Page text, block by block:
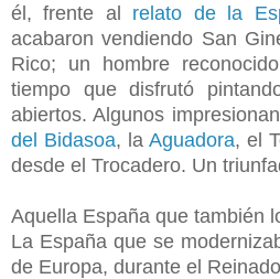
él, frente al relato de la
acabaron vendiendo San
Rico; un hombre
tiempo que disfrutó
abiertos. Algunos
del Bidasoa, la Aguadora, el
desde el Trocadero. Un
Aquella España que también
La España que se
de Europa, durante el